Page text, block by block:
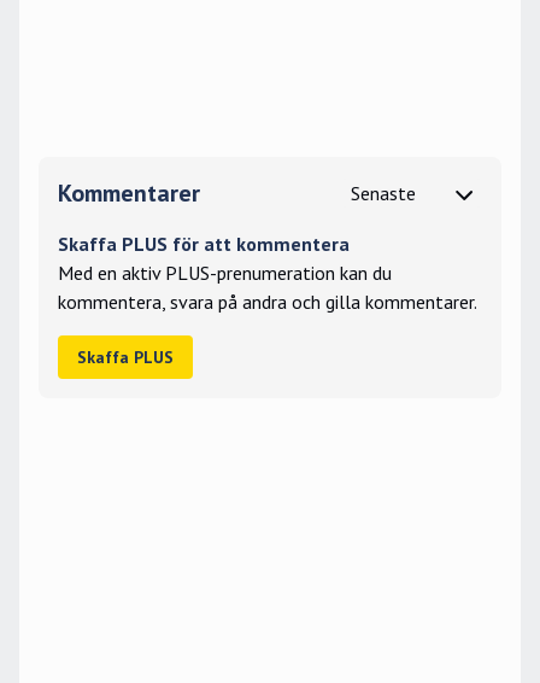
Kommentarer
Skaffa PLUS för att kommentera
Med en aktiv PLUS-prenumeration kan du
kommentera, svara på andra och gilla kommentarer.
Skaffa PLUS